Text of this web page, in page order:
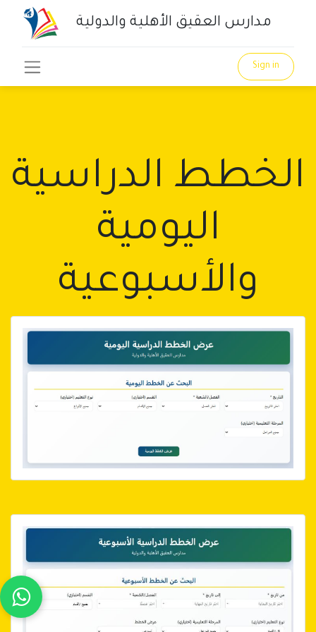
مدارس العقيق الأهلية والدولية
Sign in
الخطط الدراسية
اليومية
والأسبوعية